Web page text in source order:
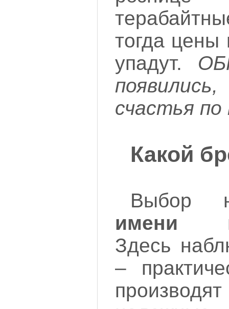
тогда цены
упадут.
счастья
Какой
Выбор
имени
Здесь
–